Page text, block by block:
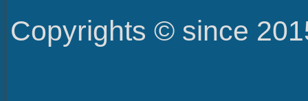
Copyrights © since